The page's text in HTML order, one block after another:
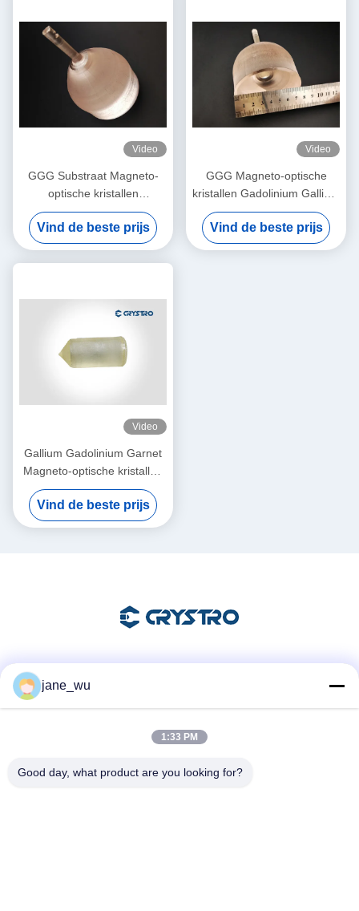
Video
GGG Substraat Magneto-
optische kristallen
Gadolinium Gallium Garnet
Substraat
Vind de beste prijs
Video
GGG Magneto-optische
kristallen Gadolinium Gallium
Garnet Enkelkristallen en
substraten
Vind de beste prijs
Video
Gallium Gadolinium Garnet
Magneto-optische kristallen
Gd3Ga5O12 of GGG
Vind de beste prijs
jane_wu
1:33 PM
Good day, what product are you looking for?